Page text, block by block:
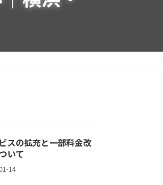
スの拡充と一部料金改
いて
14